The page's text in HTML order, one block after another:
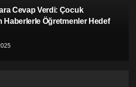
Cevap Verdi: Çocuk
Haberlerle Öğretmenler Hedef